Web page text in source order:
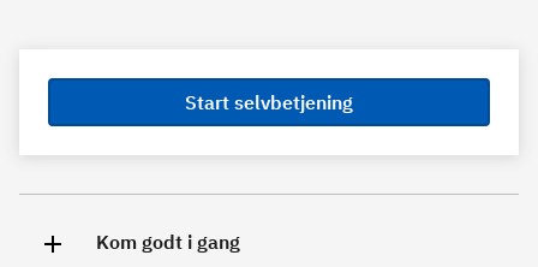
Start selvbetjening
Kom godt i gang